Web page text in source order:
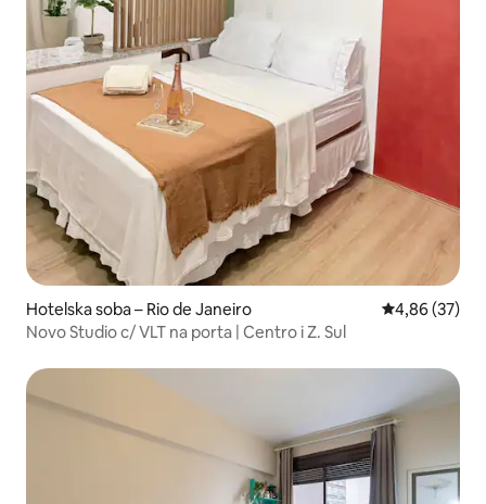
Hotelska soba – Rio de Janeiro Prosječna
4,86 (37)
Novo Studio c/ VLT na porta | Centro i Z. Sul